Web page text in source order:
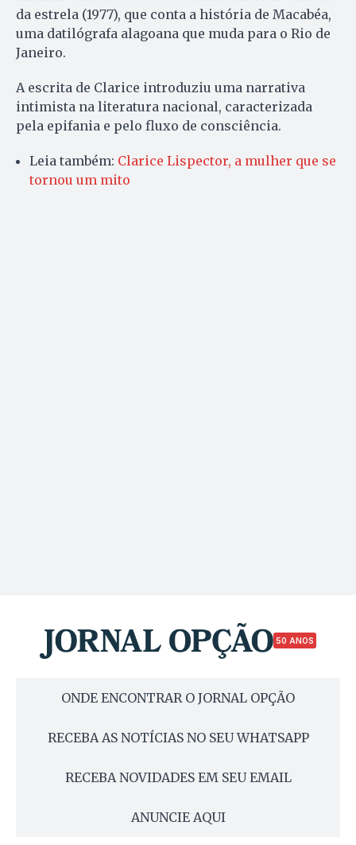
da estrela (1977), que conta a história de Macabéa,
uma datilógrafa alagoana que muda para o Rio de
Janeiro.
A escrita de Clarice introduziu uma narrativa
intimista na literatura nacional, caracterizada
pela epifania e pelo fluxo de consciência.
Leia também: Clarice Lispector, a mulher que se
tornou um mito
50 ANOS
ONDE ENCONTRAR O JORNAL OPÇÃO
RECEBA AS NOTÍCIAS NO SEU WHATSAPP
RECEBA NOVIDADES EM SEU EMAIL
ANUNCIE AQUI